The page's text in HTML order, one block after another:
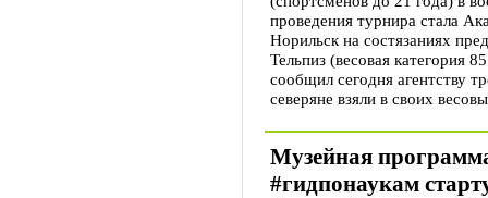
проведения турнира стала
Норильск на состязаниях
Тельпиз (весовая категория
сообщил сегодня агентству
северяне взяли в своих
Музейная
#гидпонаукам